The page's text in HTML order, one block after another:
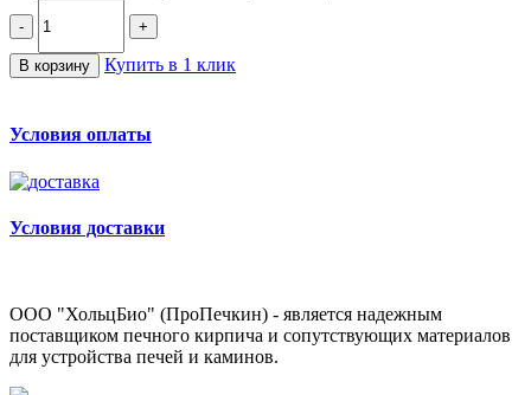
- +
В корзину Купить в 1 клик
Условия оплаты
Условия доставки
ООО "ХольцБио" (ПроПечкин) - является надежным
поставщиком печного кирпича и сопутствующих материалов
для устройства печей и каминов.